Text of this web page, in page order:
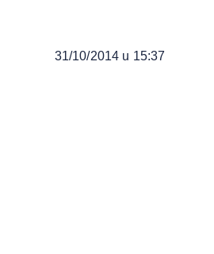
31/10/2014 u 15:37